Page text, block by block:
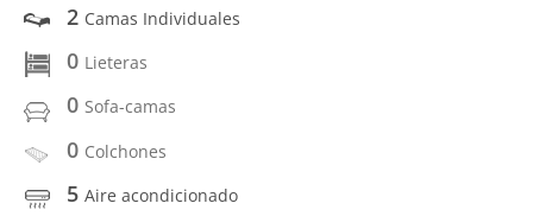
2 Camas Individuales
0 Lieteras
0 Sofa-camas
0 Colchones
5 Aire acondicionado